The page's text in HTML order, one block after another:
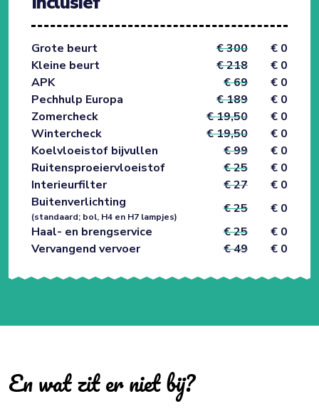
Grote beurt € 300
€ 0
Kleine beurt
€ 218
€ 0
APK
€ 69
€ 0
Pechhulp Europa
€ 189
€ 0
Zomercheck
€ 19,50
€ 0
Wintercheck
€ 19,50
€ 0
Koelvloeistof bijvullen
€ 99
€ 0
Ruitensproeiervloeistof
€ 25
€ 0
Interieurfilter
€ 27
€ 0
Buitenverlichting
(standaard; bol, H4 en H7 lampjes)
€ 25
€ 0
Haal- en brengservice
€ 25
€ 0
Vervangend vervoer
€ 49 € 0
En wat zit er niet bij?